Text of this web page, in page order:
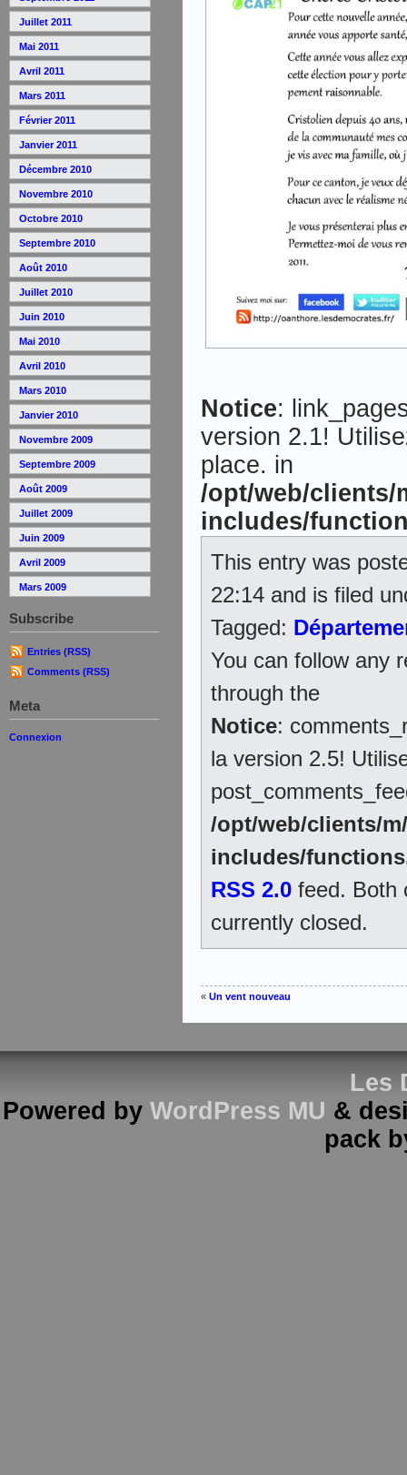
Juillet 2011
Mai 2011
Avril 2011
Mars 2011
Février 2011
Janvier 2011
Décembre 2010
Novembre 2010
Octobre 2010
Septembre 2010
Août 2010
Juillet 2010
Juin 2010
Mai 2010
Avril 2010
Mars 2010
Janvier 2010
Novembre 2009
Septembre 2009
Août 2009
Juillet 2009
Juin 2009
Avril 2009
Mars 2009
Subscribe
Entries (RSS)
Comments (RSS)
Meta
Connexion
Notice:
version 2.1!
place. in
/opt/web/clients/
includes/
This entry was
22:14 and is filed
Tagged:
You can follow any
through the
Notice:
la version 2.5!
/opt/web/clients/
includes/
RSS 2.0 feed. Both
currently closed.
« Un vent nouveau
Les
Powered by WordPress MU &
pack